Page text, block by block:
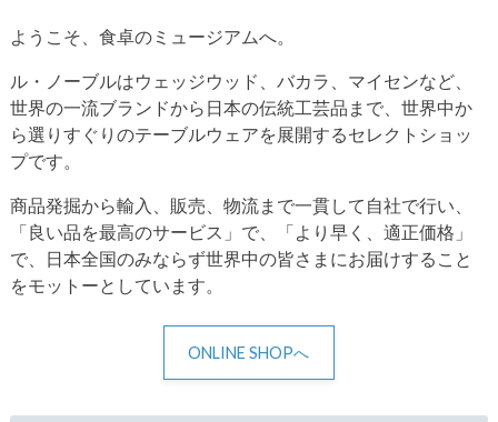
ようこそ、食卓のミュージアムへ。
ル・ノーブルはウェッジウッド、バカラ、マイセンなど、
世界の一流ブランドから日本の伝統工芸品まで、世界中か
ら選りすぐりのテーブルウェアを展開するセレクトショッ
プです。
商品発掘から輸入、販売、物流まで一貫して自社で行い、
「良い品を最高のサービス」で、「より早く、適正価格」
で、日本全国のみならず世界中の皆さまにお届けすること
をモットーとしています。
ONLINE SHOPへ